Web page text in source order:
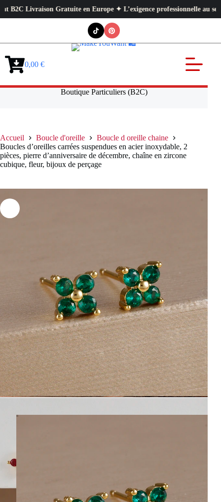
en Europe ✦ L’exigence professionnelle au service de votre
Panier0,00 €
Boutique Particuliers (B2C)
Accueil Boucle d'oreille
Boucle d oreille chaine
Boucles d’oreilles carrées suspendues en acier inoxydable, 2
pièces, pierre d’anniversaire de décembre, chaîne en zircone
cubique, fleur, bijoux de perçage